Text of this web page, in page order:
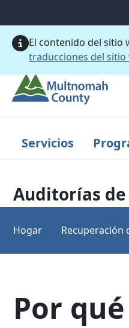
El contenido del sitio
traducciones del
Servicios
Auditorías de
Hogar Recuperación
Por